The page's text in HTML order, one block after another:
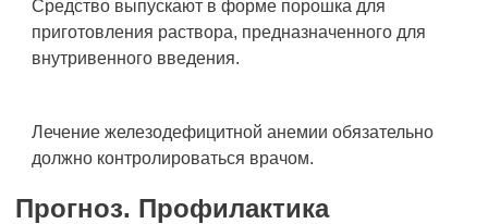
Средство выпускают в форме порошка для
приготовления раствора, предназначенного для
внутривенного введения.
Лечение железодефицитной анемии обязательно
должно контролироваться врачом.
Прогноз. Профилактика